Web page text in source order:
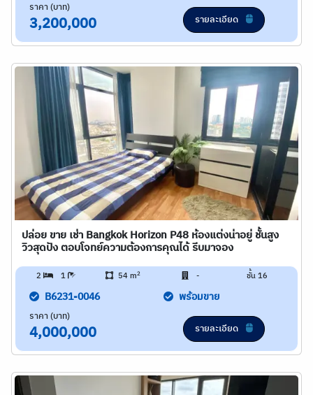
ราคา (บาท)
3,200,000 รายละเอียด
ปล่อย ขาย เช่า Bangkok Horizon P48 ห้องแต่งน่าอยู่ ชั้นสูง
วิวสุดปัง ตอบโจทย์ความต้องการคุณได้ รีบมาจอง
2 1 54 m2 - ชั้น 16
B6231-0046 พร้อมขาย
ราคา (บาท)
4,000,000 รายละเอียด